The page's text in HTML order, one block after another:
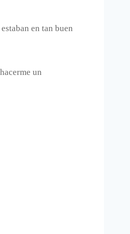
en tan buen
un